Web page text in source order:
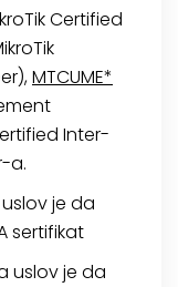
Certified
MTCUME*
Inter-
a.
je da
sertifikat
uslov je da